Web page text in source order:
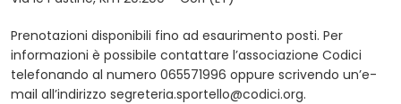
Prenotazioni disponibili fino ad esaurimento posti. Per
informazioni è possibile contattare l’associazione Codici
telefonando al numero 065571996 oppure scrivendo un’e-
mail all’indirizzo segreteria.sportello@codici.org.